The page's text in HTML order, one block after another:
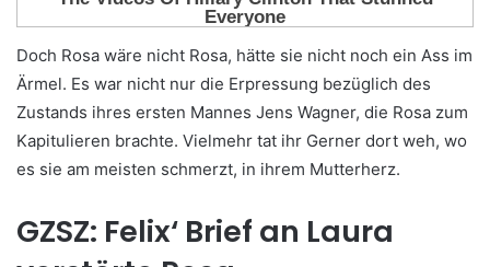
Doch Rosa wäre nicht Rosa, hätte sie nicht noch ein Ass im
Ärmel. Es war nicht nur die Erpressung bezüglich des
Zustands ihres ersten Mannes Jens Wagner, die Rosa zum
Kapitulieren brachte. Vielmehr tat ihr Gerner dort weh, wo
es sie am meisten schmerzt, in ihrem Mutterherz.
GZSZ: Felix‘ Brief an Laura